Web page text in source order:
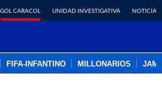
GOL CARACOL UNIDAD INVESTIGATIVA NOTICIAS
FIFA-INFANTINO MILLONARIOS